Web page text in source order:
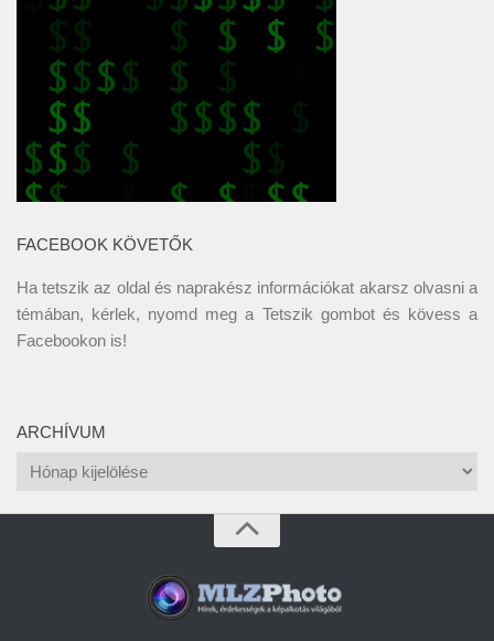
FACEBOOK KÖVETŐK
Ha tetszik az oldal és naprakész információkat akarsz olvasni a
témában, kérlek, nyomd meg a Tetszik gombot és kövess a
Facebookon is!
ARCHÍVUM
Archívum